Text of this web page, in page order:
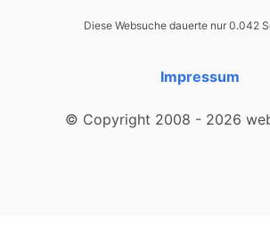
Diese Websuche dauerte nur 0.042
Impressum
© Copyright 2008 - 2026